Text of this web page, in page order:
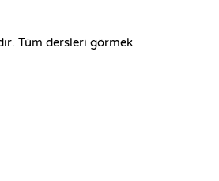
Tüm dersleri görmek